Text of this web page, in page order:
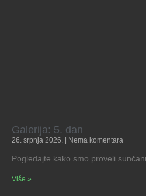
Galerija: 5. dan
26. srpnja 2026. Nema komentara
Pogledajte kako smo proveli
Više »